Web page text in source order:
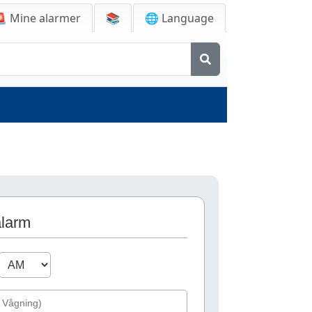
Mine alarmer 📚 🌐 Language